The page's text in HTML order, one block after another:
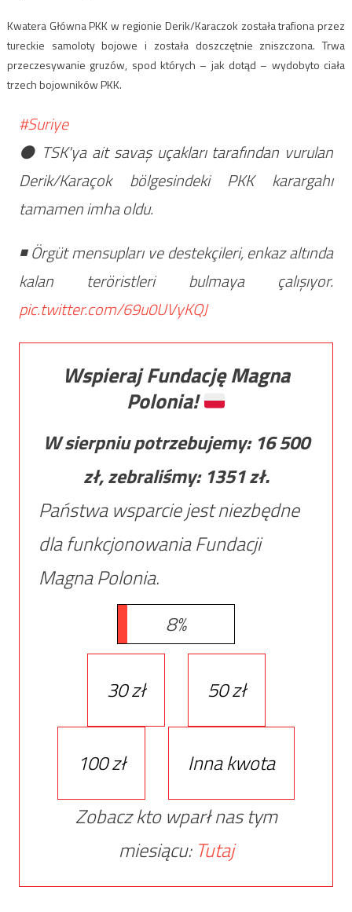
Kwatera Główna PKK w regionie Derik/Karaczok została trafiona przez
tureckie samoloty bojowe i została doszczętnie zniszczona. Trwa
przeczesywanie gruzów, spod których – jak dotąd – wydobyto ciała
trzech bojowników PKK.
#Suriye
⚫️ TSK'ya ait savaş uçakları tarafından vurulan
Derik/Karaçok bölgesindeki PKK karargahı
tamamen imha oldu.
◾️ Örgüt mensupları ve destekçileri, enkaz altında
kalan teröristleri bulmaya çalışıyor.
pic.twitter.com/69u0UVyKQJ
Wspieraj Fundację Magna
Polonia!
W sierpniu potrzebujemy: 16 500
zł, zebraliśmy: 1351zł.
Państwa wsparcie jest niezbędne
dla funkcjonowania Fundacji
Magna Polonia.
8%
30 zł 50 zł
100 zł
Inna kwota
Zobacz kto wparł nas tym
miesiącu: Tutaj